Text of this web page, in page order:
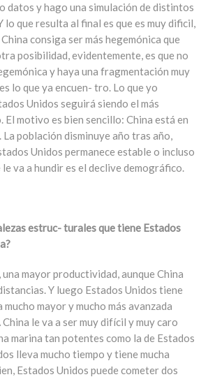
datos y hago una simulación de distintos
lo que resulta al final es que es muy dificil,
consiga ser más hegemónica que
posibilidad, evidentemente, es que no
y haya una fragmentación muy
lo que ya encuen- tro. Lo que yo
Unidos seguirá siendo el más
El motivo es bien sencillo: China está en
población disminuye año tras año,
Unidos permanece estable o incluso
le va a hundir es el declive demográfico.
estruc- turales que tiene Estados
mayor productividad, aunque China
Y luego Estados Unidos tiene
mayor y mucho más avanzada
le va a ser muy difícil y muy caro
marina tan potentes como la de Estados
lleva mucho tiempo y tiene mucha
Estados Unidos puede cometer dos